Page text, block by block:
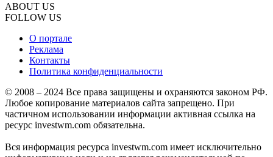
ABOUT US
FOLLOW US
О портале
Реклама
Контакты
Политика конфиденциальности
© 2008 – 2024 Все права защищены и охраняются законом РФ.
Любое копирование материалов сайта запрещено. При
частичном использовании информации активная ссылка на
ресурс investwm.com обязательна.
Вся информация ресурса investwm.com имеет исключительно